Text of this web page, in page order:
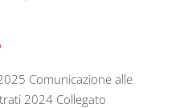
Comunicazione alle
2024 Collegato